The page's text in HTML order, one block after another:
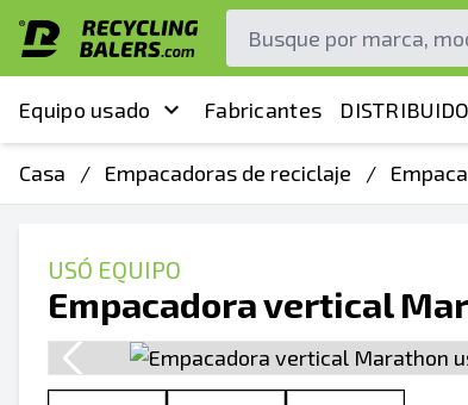
Equipo usado Fabricantes
Casa / Empacadoras de reciclaje /
USÓ EQUIPO
Empacadora vertical